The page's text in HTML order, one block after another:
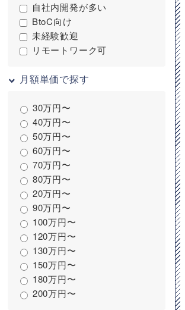
自社内開発が多い
BtoC向け
未経験歓迎
リモートワーク可
月額単価で探す
30万円〜
40万円〜
50万円〜
60万円〜
70万円〜
80万円〜
20万円〜
90万円〜
100万円〜
120万円〜
130万円〜
150万円〜
180万円〜
200万円〜